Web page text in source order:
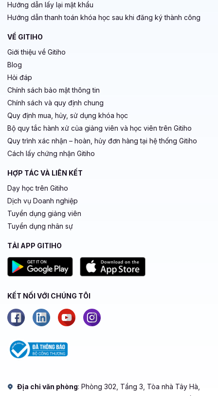
Hướng dẫn lấy lại mật khẩu
Hướng dẫn thanh toán khóa học sau khi đăng ký thành công
VỀ GITIHO
Giới thiệu về Gitiho
Blog
Hỏi đáp
Chính sách bảo mật thông tin
Chính sách và quy định chung
Quy định mua, hủy, sử dụng khóa học
Bộ quy tắc hành xử của giảng viên và học viên trên Gitiho
Quy trình xác nhận – hoàn, hủy đơn hàng tại hệ thống Gitiho
Cách lấy chứng nhận Gitiho
HỢP TÁC VÀ LIÊN KẾT
Dạy học trên Gitiho
Dịch vụ Doanh nghiệp
Tuyển dụng giảng viên
Tuyển dụng nhân sự
TẢI APP GITIHO
KẾT NỐI VỚI CHÚNG TÔI
Địa chỉ văn phòng: Phòng 302, Tầng 3, Tòa nhà Tây Hà,